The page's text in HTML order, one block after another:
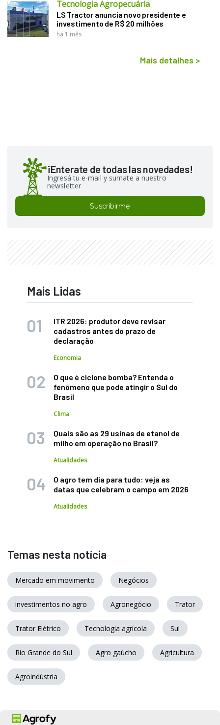
Tecnologia Agropecuária
LS Tractor anuncia novo presidente e
investimento de R$ 20 milhões
há 1 mês
Mais detalhes >
¡Enterate de todas las novedades!
Ingresá tu e-mail y sumate a nuestro
newsletter
Suscribirme
Mais Lidas
ITR 2026: produtor deve revisar
cadastros antes do prazo de
declaração
Economia
O que é ciclone bomba? Entenda o
fenômeno que pode atingir o Sul do
Brasil
Clima
Quais são as 29 usinas de etanol de
milho em operação no Brasil?
Atualidades
O agro tem dia para tudo: veja as
datas que celebram o campo em 2026
Atualidades
Temas nesta notícia
Mercado em movimento Negócios
investimentos no agro Agronegócio Trator
Trator Elétrico Tecnologia agrícola Sul
Rio Grande do Sul Agro gaúcho Agricultura
Agroindústria